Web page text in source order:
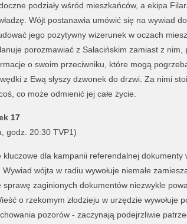
podziały wśród mieszkańców, a ekipa
Wójt postanawia umówić się na wywiad
jego pozytywny wizerunek w oczach
porozmawiać z Sałacińskim zamiast z nim,
o swoim przeciwniku, które mogą
z Ewą słyszy dzwonek do drzwi. Za nimi
co może odmienić jej całe życie.
17
godz. 20:30 TVP1)
kluczowe dla kampanii referendalnej dokumenty
Wywiad wójta w radiu wywołuje niemałe
sprawę zaginionych dokumentów niezwykle
o rzekomym złodzieju w urzędzie wywołuje
pozorów - zaczynają podejrzliwie